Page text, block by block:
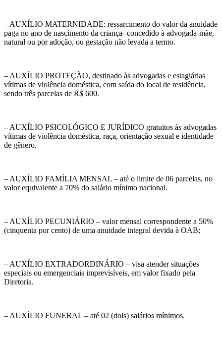
– AUXÍLIO MATERNIDADE: ressarcimento do valor da anuidade
paga no ano de nascimento da criança- concedido à advogada-mãe,
natural ou por adoção, ou gestação não levada a termo.
– AUXÍLIO PROTEÇÃO, destinado às advogadas e estagiárias
vítimas de violência doméstica, com saída do local de residência,
sendo três parcelas de R$ 600.
– AUXÍLIO PSICOLÓGICO E JURÍDICO gratuitos às advogadas
vítimas de violência doméstica, raça, orientação sexual e identidade
de gênero.
– AUXÍLIO FAMÍLIA MENSAL – até o limite de 06 parcelas, no
valor equivalente a 70% do salário mínimo nacional.
– AUXÍLIO PECUNIÁRIO – valor mensal correspondente a 50%
(cinquenta por cento) de uma anuidade integral devida à OAB;
– AUXÍLIO EXTRADORDINÁRIO – visa atender situações
especiais ou emergenciais imprevisíveis, em valor fixado pela
Diretoria.
– AUXÍLIO FUNERAL – até 02 (dois) salários mínimos.